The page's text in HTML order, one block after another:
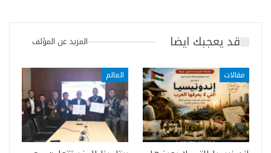
قد يعجبك ايضا المزيد عن المؤلف
مقالات العالم